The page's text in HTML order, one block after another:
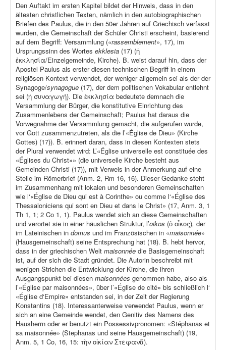
Den Auftakt im ersten Kapitel bildet der Hinweis, dass in den
ältesten christlichen Texten, nämlich in den autobiographischen
Briefen des Paulus, die in den 50er Jahren auf Griechisch verfasst
wurden, die Gemeinschaft der Schüler Christi erscheint, basierend
auf dem Begriff: Versammlung («rassemblement», 17), im
Ursprungssinn des Wortes ekklesia (17) (ἡ
ἐκκλησία/Einzelgemeinde, Kirche). B. weist darauf hin, dass der
Apostel Paulus als erster diesen technischen Begriff in einem
religiösen Kontext verwendet, der weniger allgemein sei als der der
Synagoge/synagogue (17), der dem politischen Vokabular entlehnt
sei (ἡ συναγωγή). Die ἐκκλησία bedeutete demnach die
Versammlung der Bürger, die konstitutive Einrichtung des
Zusammenlebens der Gemeinschaft; Paulus hat daraus die
Vorwegnahme der Versammlung gemacht, die aufgerufen wurde,
vor Gott zusammenzutreten, als die l’«Église de Dieu» (Kirche
Gottes) (17)). B. erinnert daran, dass in diesen Kontexten stets
der Plural verwendet wird: L’«Église universelle est constituée des
«Églises du Christ»» (die universelle Kirche besteht aus
Gemeinden Christi (17)), mit Verweis in der Anmerkung auf eine
Stelle im Römerbrief (Anm. 2, Rm 16, 16). Dieser Gedanke steht
im Zusammenhang mit lokalen und besonderen Gemeinschaften
wie l‘«Église de Dieu qui est à Corinthe» ou comme l‘«Église des
Thessaloniciens qui sont en Dieu et dans le Christ» (17, Anm. 3, 1
Th 1, 1; 2 Co 1, 1). Paulus wendet sich an diese Gemeinschaften
und verortet sie in einer häuslichen Struktur, l’oikos (ὁ οἶκος), der
im Lateinischen in domus und im Französischen in «maisonnée»
(Hausgemeinschaft) seine Entsprechung hat (18). B. hebt hervor,
dass in der griechischen Welt maisonnée die Basisgemeinschaft
ist, auf der sich die Stadt gründet. Die Autorin beschreibt mit
wenigen Strichen die Entwicklung der Kirche, die ihren
Ausgangspunkt bei diesen maisonnées genommen habe, also als
l’«Église par maisonnées», über l’«Église de cité» bis schließlich l‘
«Église d‘Empire» entstanden sei, in der Zeit der Regierung
Konstantins (18). Interessanterweise verwendet Paulus, wenn er
sich an eine Gemeinde wendet, den Genitiv des Namens des
Hausherrn oder er benutzt ein Possessivpronomen: «Stéphanas et
sa maisonnée» (Stephanas und seine Hausgemeinschaft) (19,
Anm. 5, 1 Co, 16, 15: τὴν οἰκίαν Στεφανᾶ).